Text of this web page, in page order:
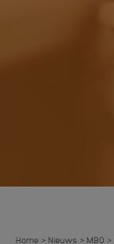
Home > Nieuws > MBO >